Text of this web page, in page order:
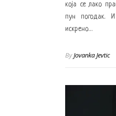
која се лако
пун погодак.
искрено…
ByJovanka Jevtic